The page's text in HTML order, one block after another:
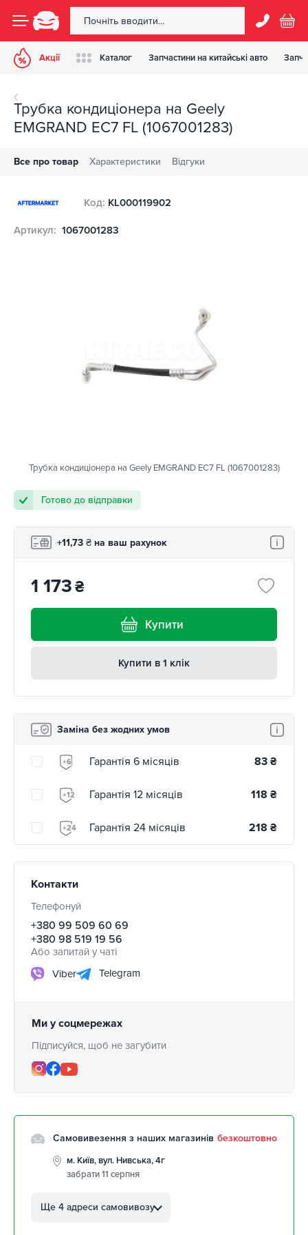
Акції Каталог Запчастини на китайські авто
Трубка кондиціонера на Geely
EMGRAND EC7 FL (1067001283)
Все про товар Характеристики Відгуки
Код: KL000119902
Артикул: 1067001283
Трубка кондиціонера на Geely EMGRAND EC7 FL (1067001283)
Готово до відправки
+11,73 ₴ на ваш рахунок
1 173₴
Купити
Купити в 1 клік
Заміна без жодних умов
+6 Гарантія 6 місяців 83 ₴
+12 Гарантія 12 місяців 118 ₴
+24 Гарантія 24 місяців 218 ₴
Контакти
Телефонуй
+380 99 509 60 69
+380 98 519 19 56
Або запитай у чаті
Viber
Telegram
Ми у соцмережах
Підписуйся, щоб не загубити
Самовивезення з наших магазинів безкоштовно
м. Київ, вул. Нивська, 4г
забрати 11 серпня
Автолюбителів, 8а
Ще 4 адреси самовивозу